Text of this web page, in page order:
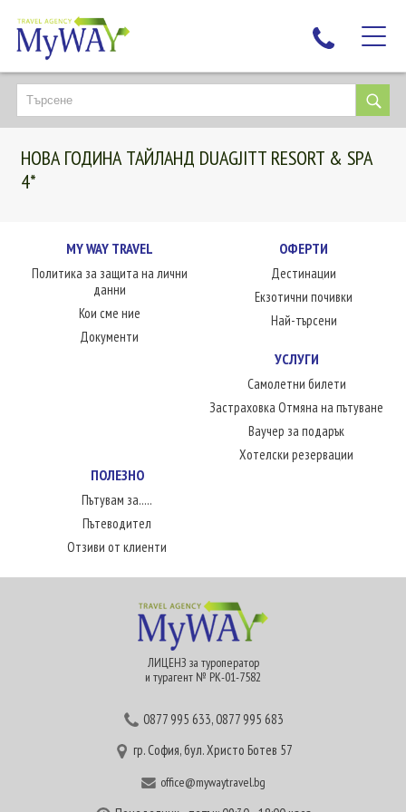
НАЙ-ТЪРСЕНИ
ДЕСТИНАЦИИ
ЕКЗОТИЧНИ ПОЧИВКИ
TAILOR MADE
НОВА ГОДИНА
ПЪТУВАЙТЕ С ДЕЦА
ЛЮБОПИТНО
НОВА ГОДИНА ТАЙЛАНД DUAGJITT RESORT & SPA
4*
MY WAY TRAVEL
Политика за защита на лични
данни
Кои сме ние
Документи
ОФЕРТИ
Дестинации
Екзотични почивки
Най-търсени
УСЛУГИ
Самолетни билети
Застраховка Отмяна на пътуване
Ваучер за подарък
Хотелски резервации
ПОЛЕЗНО
Пътувам за.....
Пътеводител
Отзиви от клиенти
ЛИЦЕНЗ за туроператор
и турагент № РК-01-7582
0877 995 633,0877 995 683
гр. София, бул. Христо Ботев 57
office@mywaytravel.bg